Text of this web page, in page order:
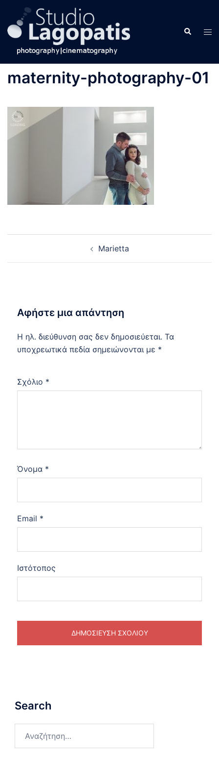
content
Search
maternity-photography-01
Marietta
Αφήστε μια απάντηση
Η ηλ. διεύθυνση σας δεν δημοσιεύεται. Τα
υποχρεωτικά πεδία σημειώνονται με *
Σχόλιο *
Όνομα *
Email *
Ιστότοπος
Search